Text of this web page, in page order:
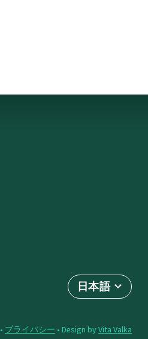
日本語
• プライバシー • Design byVita Valka